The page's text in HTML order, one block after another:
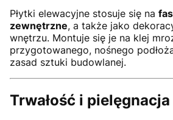
Płytki elewacyjne stosuje się na
zewnętrzne, a także jako
wnętrzu. Montuje się je na klej
przygotowanego, nośnego
zasad sztuki budowlanej.
Trwałość i pielęgnacja